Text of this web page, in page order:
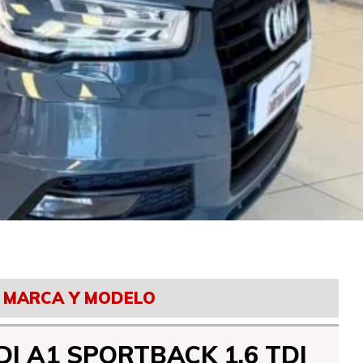
MARCA Y MODELO
A1 SPORTBACK 1.6 TDI